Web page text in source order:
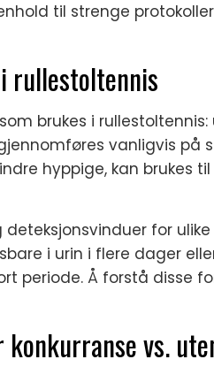
til strenge
rullestoltennis
brukes i rullestoltennis:
vanligvis på
hyppige, kan brukes
for ulike
i urin i flere dager
periode. Å forstå disse
vs.